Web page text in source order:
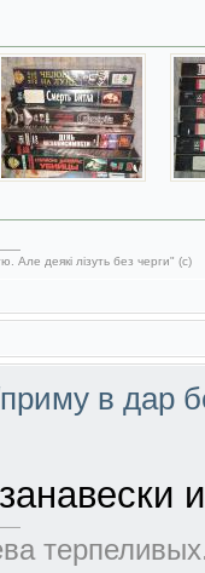
Але деякі лізуть без черги" (с)
в дар